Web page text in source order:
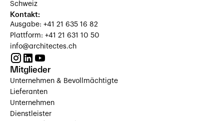
Schweiz
Kontakt:
Ausgabe: +41 21 635 16 82
Plattform: +41 21 631 10 50
info@architectes.ch
Mitglieder
Unternehmen & Bevollmächtigte
Lieferanten
Unternehmen
Dienstleister